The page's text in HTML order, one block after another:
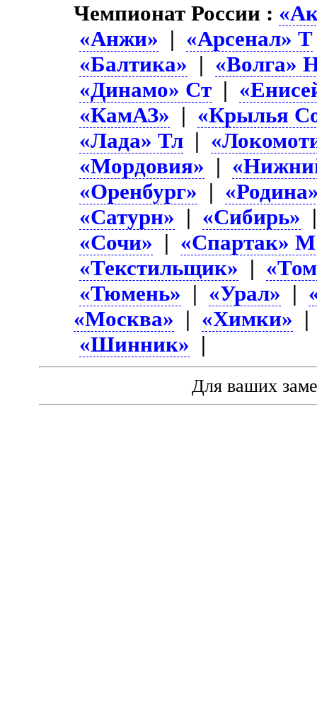
Чемпионат России :
«Анжи» | «Арсенал» Т
«Балтика» | «Волга»
«Динамо» Ст |
«КамАЗ» | «Крылья
«Лада» Тл |
«Мордовия» |
«Оренбург» |
«Сатурн» | «Сибирь»
«Сочи» | «Спартак» М
«Текстильщик» |
«Тюмень» | «Урал» |
«Москва» | «Химки»
«Шинник» |
Для ваших